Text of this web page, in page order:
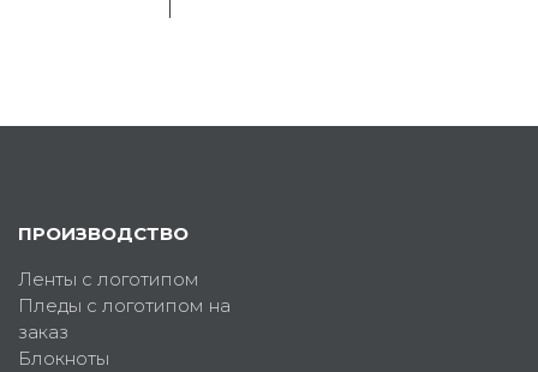
ПРОИЗВОДСТВО
Ленты с логотипом
Пледы с логотипом на
заказ
Блокноты